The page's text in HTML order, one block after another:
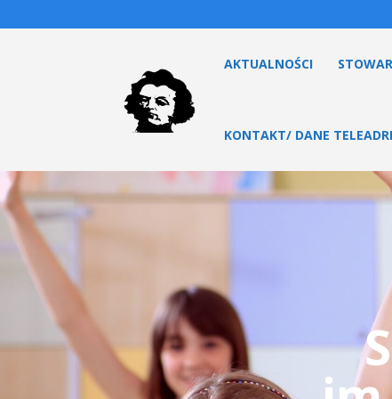
AKTUALNOŚCI
KONTAKT/ DANE